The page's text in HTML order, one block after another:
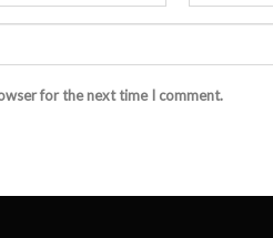
for the next time I comment.